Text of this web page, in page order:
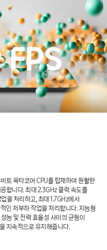
트 옥타코어 CPU를 탑재하여 원활한
합니다. 최대 2.3GHz 클럭 속도를
을 처리하고, 최대 1.7GHz에서
저부하 작업을 처리합니다. 지능형
능 및 전력 효율성 사이의 균형이
지속적으로 유지해줍니다.